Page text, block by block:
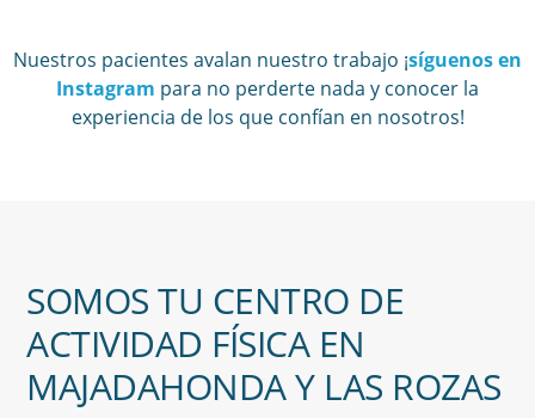
Nuestros pacientes avalan nuestro trabajo ¡síguenos en
Instagram para no perderte nada y conocer la
experiencia de los que confían en nosotros!
SOMOS TU CENTRO DE
ACTIVIDAD FÍSICA EN
MAJADAHONDA Y LAS ROZAS